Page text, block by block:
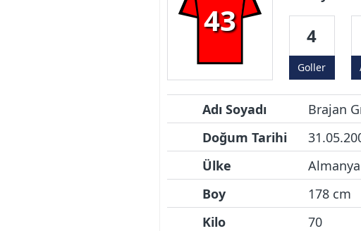
43 4
Goller
Adı Soyadı
Brajan
Doğum Tarihi
Ülke
Almanya
Boy
178 cm
Kilo
70